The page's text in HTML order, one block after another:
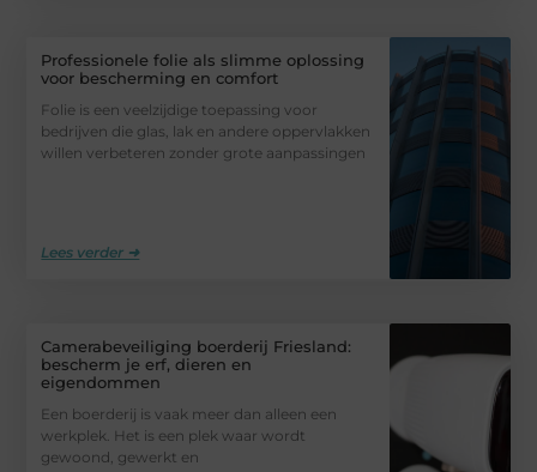
Professionele folie als slimme oplossing
voor bescherming en comfort
Folie is een veelzijdige toepassing voor
bedrijven die glas, lak en andere oppervlakken
willen verbeteren zonder grote aanpassingen
Lees verder ➜
Camerabeveiliging boerderij Friesland:
bescherm je erf, dieren en
eigendommen
Een boerderij is vaak meer dan alleen een
werkplek. Het is een plek waar wordt
gewoond, gewerkt en